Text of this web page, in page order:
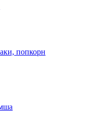
попкорн